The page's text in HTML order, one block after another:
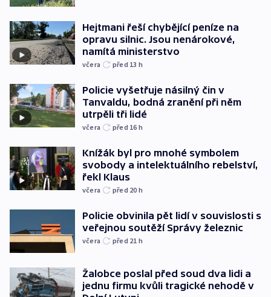
Hejtmani řeší chybějící peníze na
opravu silnic. Jsou nenárokové,
namítá ministerstvo
včera před 13 h
Policie vyšetřuje násilný čin v
Tanvaldu, bodná zranění při něm
utrpěli tři lidé
včera před 16 h
Knížák byl pro mnohé symbolem
svobody a intelektuálního rebelství,
řekl Klaus
včera před 20 h
Policie obvinila pět lidí v souvislosti s
veřejnou soutěží Správy železnic
včera před 21 h
Žalobce poslal před soud dva lidi a
jednu firmu kvůli tragické nehodě v